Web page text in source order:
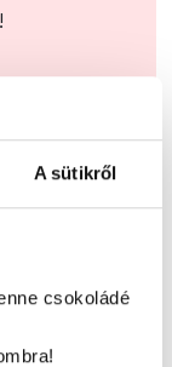
A sütikről
csokoládé